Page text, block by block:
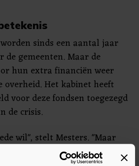
sinds een aantal jaar
de gemeenten. Maar de
hun extra financiën weer
Het kabinet heeft
voor deze fondsen toegezegd
de crisis.
wil", stelt Mesters. "Maar
niet te exploiteren als de